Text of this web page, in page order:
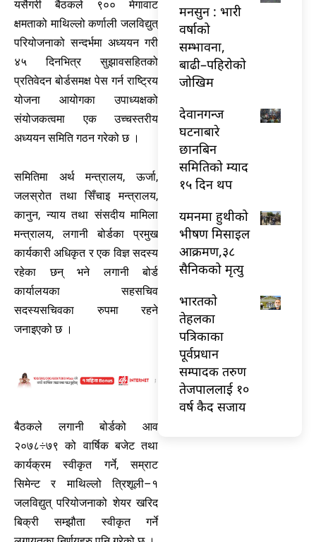
यसैगरी बैठकले ९०० मेगावाट
क्षमताको माथिल्लो कर्णाली जलविद्युत्
परियोजनाको सन्दर्भमा अध्ययन गरी
४५ दिनभित्र सुझावसहितको
प्रतिवेदन बोर्डसमक्ष पेस गर्न राष्ट्रिय
योजना आयोगका उपाध्यक्षको
संयोजकत्वमा एक उच्चस्तरीय
अध्ययन समिति गठन गरेको छ ।
समितिमा अर्थ मन्त्रालय, ऊर्जा,
जलस्रोत तथा सिँचाइ मन्त्रालय,
कानुन, न्याय तथा संसदीय मामिला
मन्त्रालय, लगानी बोर्डका प्रमुख
कार्यकारी अधिकृत र एक विज्ञ सदस्य
रहेका छन् भने लगानी बोर्ड
कार्यालयका सहसचिव
सदस्यसचिवका रुपमा रहने
जनाइएको छ ।
बैठकले लगानी बोर्डको आव
२०७८÷७९ को वार्षिक बजेट तथा
कार्यक्रम स्वीकृत गर्ने, सम्राट
सिमेन्ट र माथिल्लो त्रिशूली–१
जलविद्युत् परियोजनाको शेयर खरिद
बिक्री सम्झौता स्वीकृत गर्ने
मनसुन : भारी
वर्षाको
सम्भावना,
बाढी–पहिरोको
जोखिम
देवानगन्ज
घटनाबारे
छानबिन
समितिको म्याद
१५ दिन थप
यमनमा हुथीको
भीषण मिसाइल
आक्रमण,३८
सैनिकको मृत्यु
भारतकाे
तेहलका
पत्रिकाका
पूर्वप्रधान
सम्पादक तरुण
तेजपाललाई १०
वर्ष कैद सजाय